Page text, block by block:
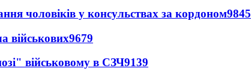
чоловіків у консульствах за кордоном9845
військових9679
військовому в СЗЧ9139